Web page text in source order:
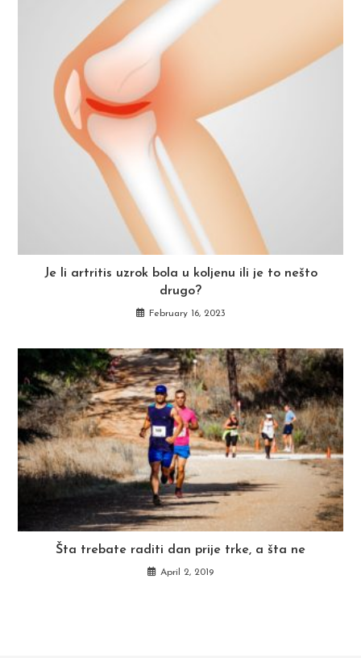
Je li artritis uzrok bola u koljenu ili je to nešto
drugo?
February 16, 2023
Šta trebate raditi dan prije trke, a šta ne
April 2, 2019